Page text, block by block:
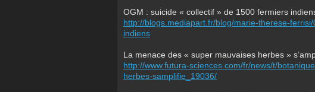
OGM : suicide « collectif » de 1500 fermiers
http://blogs.mediapart.fr/blog/marie-therese-
indiens
La menace des « super mauvaises herbes »
http://www.futura-sciences.com/fr/news/t/
herbes-samplifie_19036/